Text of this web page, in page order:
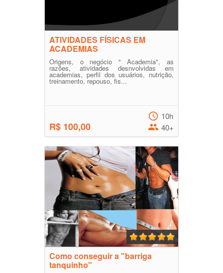
ATIVIDADES FÍSICAS EM
ACADEMIAS
Origens, o negócio " Academia", as
razões, atividades desnvolvidas em
academias, perfil dos usuários, nutrição,
treinamento, repouso, fis...
R$ 100,00
10h
40+
Como conseguir a "barriga
tanquinho"